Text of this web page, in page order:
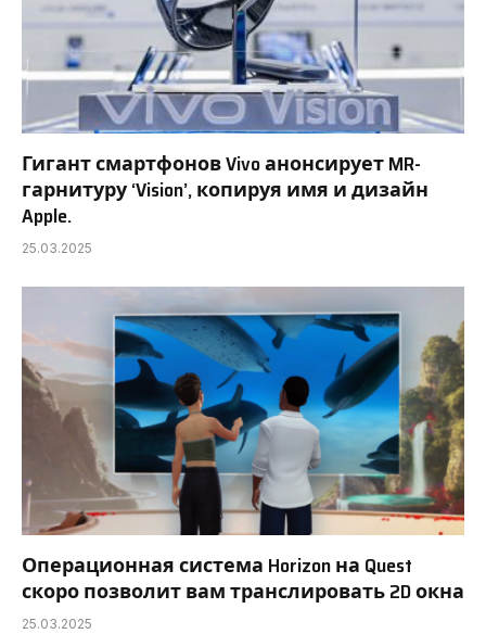
Гигант смартфонов Vivo анонсирует MR-
гарнитуру ‘Vision’, копируя имя и дизайн
Apple.
25.03.2025
Операционная система Horizon на Quest
скоро позволит вам транслировать 2D окна
25.03.2025